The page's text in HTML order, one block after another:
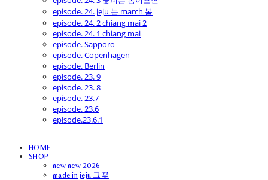
episode. 24. jeju 는 march 봄
episode. 24. 2 chiang mai 2
episode. 24. 1 chiang mai
episode. Sapporo
episode. Copenhagen
episode. Berlin
episode. 23. 9
episode. 23. 8
episode. 23.7
episode. 23.6
episode.23.6.1
HOME
SHOP
new new 2026
made in jeju 그꽃